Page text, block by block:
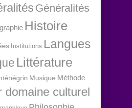
Généralités
Histoire
Institutions Langues
Littérature
Musique Méthode
domaine culturel